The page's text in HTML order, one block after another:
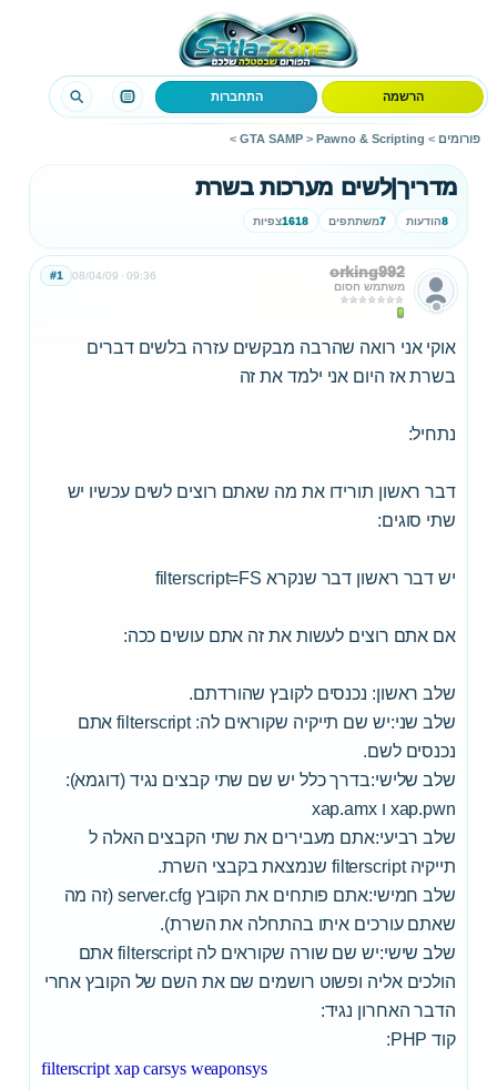
הרשמה התחברות
פורומים >
GTA SAMP > Pawno & Scripting
>
מדריך|לשים מערכות בשרת
8הודעות 7משתתפים 1618צפיות
orking992
משתמש חסום
08/04/09 09:36
#1
אוקי אני רואה שהרבה מבקשים עזרה בלשים דברים
בשרת אז היום אני ילמד את זה
נתחיל:
דבר ראשון תורידו את מה שאתם רוצים לשים עכשיו יש
שתי סוגים:
יש דבר ראשון דבר שנקרא filterscript=FS
אם אתם רוצים לעשות את זה אתם עושים ככה:
שלב ראשון: נכנסים לקובץ שהורדתם.
שלב שני:יש שם תייקיה שקוראים לה: filterscript אתם
נכנסים לשם.
שלב שלישי:בדרך כלל יש שם שתי קבצים נגיד (דוגמא):
xap.pwn ו xap.amx
שלב רביעי:אתם מעבירים את שתי הקבצים האלה ל
תייקיה filterscript שנמצאת בקבצי השרת.
שלב חמישי:אתם פותחים את הקובץ server.cfg (זה מה
שאתם עורכים איתו בהתחלה את השרת).
שלב שישי:יש שם שורה שקוראים לה filterscript אתם
הולכים אליה ופשוט רושמים שם את השם של הקובץ אחרי
הדבר האחרון נגיד:
קוד PHP:
filterscript xap carsys weaponsys